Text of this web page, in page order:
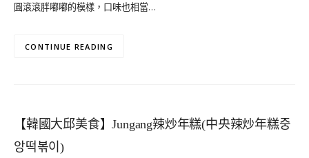
圓滾滾胖嘟嘟的模樣，口味也相當…
CONTINUE READING
【韓國大邱美食】Jungang辣炒年糕(中央辣炒年糕중
앙떡볶이)